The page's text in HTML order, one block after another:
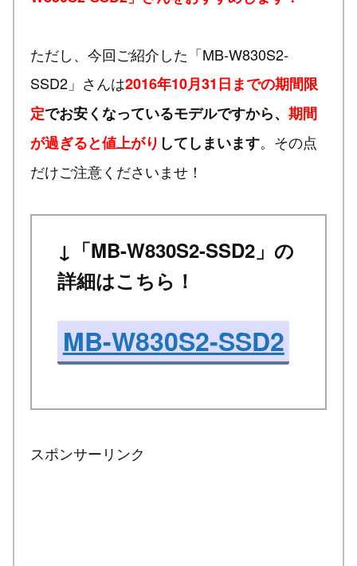
ただし、今回ご紹介した「MB-W830S2-
SSD2」さんは2016年10月31日までの期間限
定でお安くなっているモデルですから、 期間
が過ぎると値上がり してしまいます。その点
だけご注意くださいませ！
↓「MB-W830S2-SSD2」の
詳細はこちら！
MB-W830S2-SSD2
スポンサーリンク